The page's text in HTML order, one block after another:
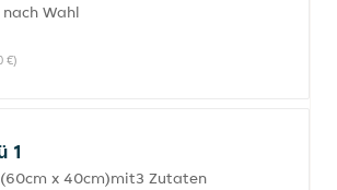
Wahl
€)
1
x 40cm)mit3 Zutaten